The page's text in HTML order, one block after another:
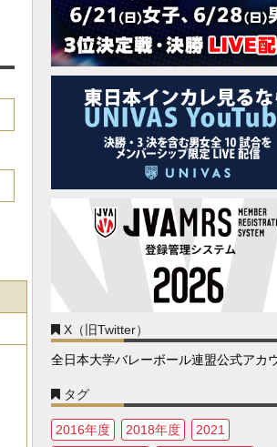
X（旧Twitter）
全日本大学バレーボール連盟公式アカ
タグ
2016年度 2018年度
2021